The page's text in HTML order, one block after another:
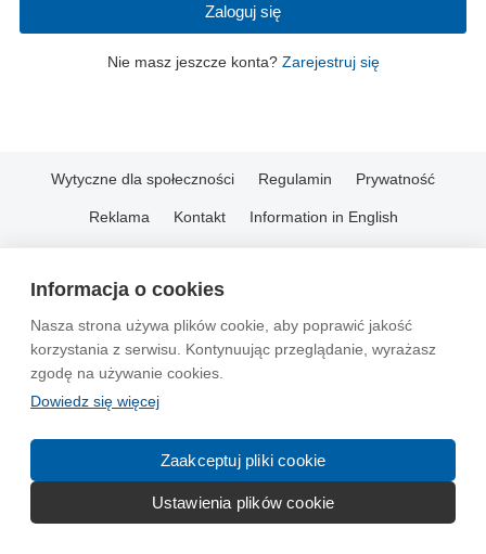
Informacja o cookies
Nasza strona używa plików cookie, aby poprawić jakość
korzystania z serwisu. Kontynuując przeglądanie, wyrażasz
zgodę na używanie cookies.
Dowiedz się więcej
Zaakceptuj pliki cookie
Ustawienia plików cookie
Zaloguj się
Nie masz jeszcze konta? Zarejestruj się
Wytyczne dla społeczności Regulamin Prywatność
Reklama Kontakt Information in English